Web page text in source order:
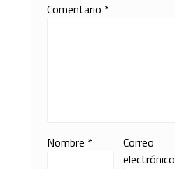
Comentario *
Nombre *
Correo
electrónico